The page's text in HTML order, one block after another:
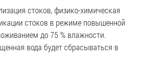
стоков, физико-химическая
стоков в режиме повышенной
до 75 % влажности.
вода будет сбрасываться в